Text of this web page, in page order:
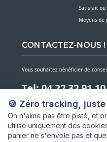
🍪 Zéro tracking,
On n'aime pas être pisté, et
utilise uniquement des
panier ne s'envole pas et
Satisfait ou
Moyens de
CONTACTEZ-NOUS !
Vous souhaitez bénéficier de
Tel: 04 22 32 91 10
Notre service client est à votre
NOUS CONTACTER PAR